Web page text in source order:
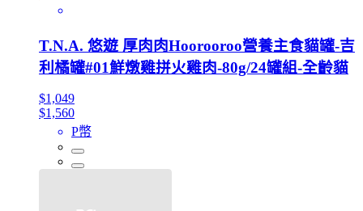
T.N.A. 悠遊 厚肉肉Hoorooroo營養主食貓罐-吉
利橘罐#01鮮燉雞拼火雞肉-80g/24罐組-全齡貓
$1,049
$1,560
P幣